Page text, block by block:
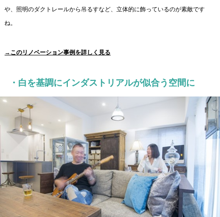
や、照明のダクトレールから吊るすなど、立体的に飾っているのが素敵です
ね。
→このリノベーション事例を詳しく見る
・白を基調にインダストリアルが似合う空間に